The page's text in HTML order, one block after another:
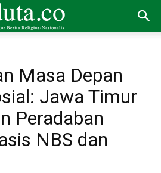
Masa Depan
Jawa Timur
Peradaban
NBS dan